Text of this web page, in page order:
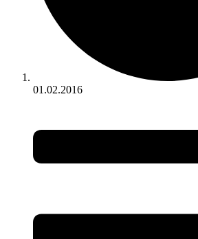
01.02.2016